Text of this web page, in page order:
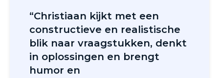
“Christiaan kijkt met een
constructieve en realistische
blik naar vraagstukken, denkt
in oplossingen en brengt
humor en